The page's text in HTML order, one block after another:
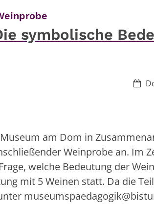
symbolische
am Dom in
Weinprobe an. Im
welche Bedeutung der
mit 5 Weinen statt. Da die